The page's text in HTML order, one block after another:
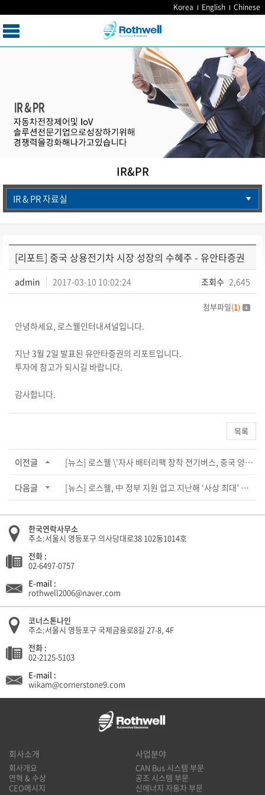
Korea English Chinese
IR&PR
IR & PR 자료실
[리포트] 중국 상용전기차 시장 성장의 수혜주 - 유안타증권
admin 2017-03-10 10:02:24 조회수 2,645
첨부파일(1)
안녕하세요, 로스웰인터내셔널입니다.
지난 3월 2일 발표된 유안타증권의 리포트입니다.
투자에 참고가 되시길 바랍니다.
감사합니다.
목록
이전글 [뉴스] 로스웰 \'자사 배터리팩 장착 전기버스, 중국 양회 전용차량 선정\'
다음글 [뉴스] 로스웰, 中 정부 지원 업고 지난해 ‘사상 최대’ 실적 달성
한국연락사무소
주소:서울시 영등포구 의사당대로38 102동1014호
전화 :
02-6497-0757
E-mail :
rothwell2006@naver.com
코너스톤나인
주소:서울시 영등포구 국제금융로8길 27-8, 4F
전화 :
02-2125-5103
E-mail :
wikam@cornerstone9.com
회사소개
회사개요
연혁 & 수상
CEO메시지
사업분야
CAN Bus 시스템 부문
공조 시스템 부문
신에너지 자동차 부문